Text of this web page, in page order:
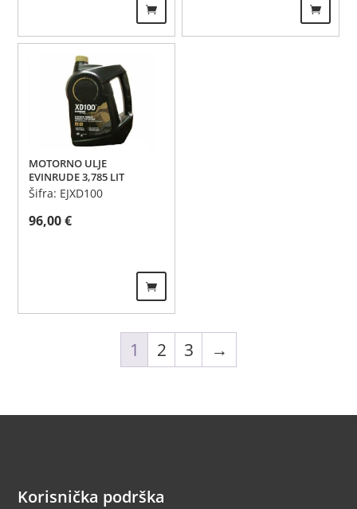
MOTORNO ULJE
EVINRUDE 3,785 LIT
Šifra: EJXD100
96,00€
1 2 3 →
Korisnička podrška